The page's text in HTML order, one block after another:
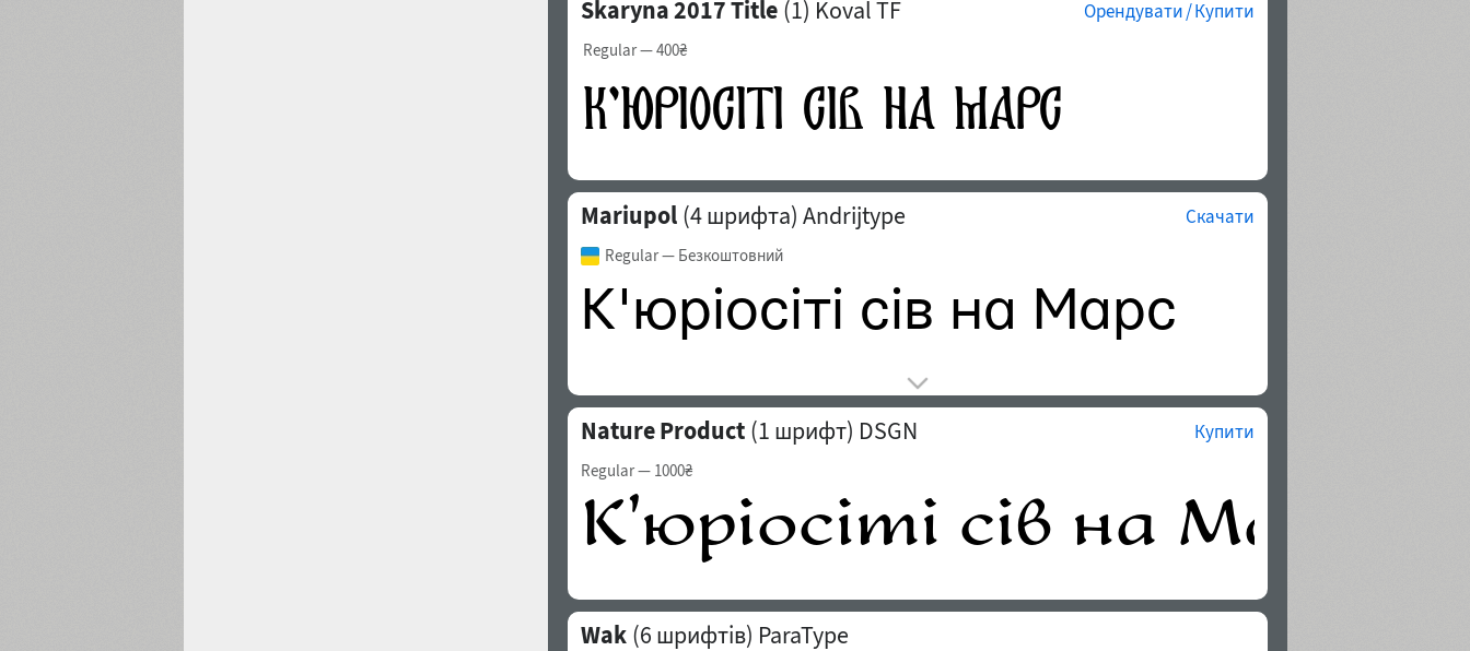
Skaryna 2017 Title (1) Koval TF Орендувати / Купити
Regular— 400₴
Mariupol (4 шрифта) Andrijtype Скачати
Regular— Безкоштовний
Nature Product (1 шрифт) DSGN Купити
Regular— 1000₴
Wak (6 шрифтів) ParaType